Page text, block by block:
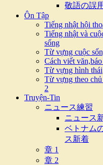
敬語の誤用
Ôn Tập
Tiếng nhật hội
Tiếng nhật và
sống
Từ vựng cuộc
Cách viết
Từ vựng hình thái
Từ vựng theo chủ
2
Truyện-Tin
ニュース練習
ニュース
ベトナム
ス新着
章 1
章 2